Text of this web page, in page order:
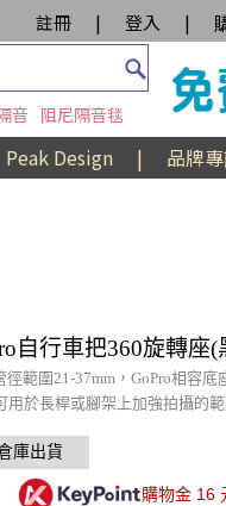
註冊 | 登入 |
音 阻尼隔音毯
Peak Design | 品牌
自行車把360旋轉座(
範圍21-37mm，GoPro相容
用於長桿或腳架上加強拍攝的範
購物金 16